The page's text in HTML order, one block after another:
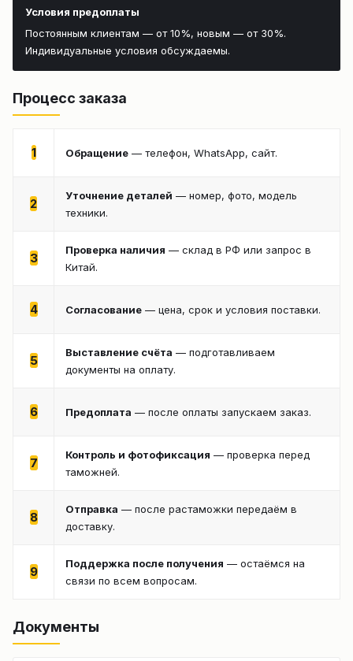
Условия предоплаты
Постоянным клиентам — от 10%, новым — от 30%.
Индивидуальные условия обсуждаемы.
Процесс заказа
1 Обращение — телефон, WhatsApp, сайт.
2
Уточнение деталей — номер, фото, модель
техники.
3
Проверка наличия — склад в РФ или запрос в
Китай.
4 Согласование — цена, срок и условия поставки.
5
Выставление счёта — подготавливаем
документы на оплату.
6 Предоплата — после оплаты запускаем заказ.
7
Контроль и фотофиксация — проверка перед
таможней.
8
Отправка — после растаможки передаём в
доставку.
9
Поддержка после получения — остаёмся на
связи по всем вопросам.
Документы